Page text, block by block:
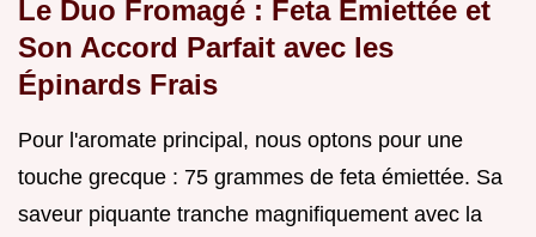
Le Duo Fromagé : Feta Émiettée et
Son Accord Parfait avec les
Épinards Frais
Pour l'aromate principal, nous optons pour une
touche grecque : 75 grammes de feta émiettée. Sa
saveur piquante tranche magnifiquement avec la